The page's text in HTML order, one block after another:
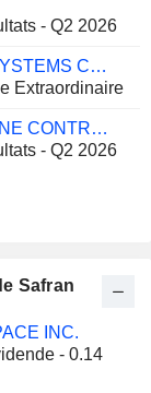
- Q2 2026
AVIC AIRBORNE SYSTEMS CO., LTD.
Extraordinaire
AECC AERO-ENGINE CONTROL CO.,LTD.
- Q2 2026
Safran
INC.
- 0.14